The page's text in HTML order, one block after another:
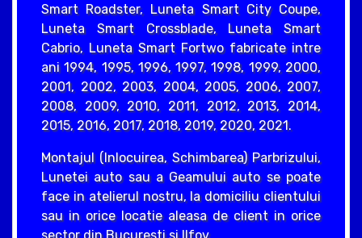
Smart Roadster, Luneta Smart City Coupe,
Luneta Smart Crossblade, Luneta Smart
Cabrio, Luneta Smart Fortwo fabricate intre
ani 1994, 1995, 1996, 1997, 1998, 1999, 2000,
2001, 2002, 2003, 2004, 2005, 2006, 2007,
2008, 2009, 2010, 2011, 2012, 2013, 2014,
2015, 2016, 2017, 2018, 2019, 2020, 2021.
Montajul (Inlocuirea, Schimbarea) Parbrizului,
Lunetei auto sau a Geamului auto se poate
face in atelierul nostru, la domiciliu clientului
sau in orice locatie aleasa de client in orice